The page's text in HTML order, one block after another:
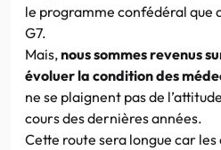
le programme confédéral que
G7.
Mais,nous sommes revenus
évoluer la condition des
ne se plaignent pas de
cours des dernières années.
Cette route sera longue car